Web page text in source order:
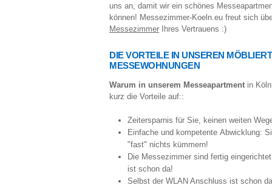
uns an, damit wir ein schönes
können! Messezimmer-Koeln.eu freut sich
Messezimmer Ihres Vertrauens :)
DIE VORTEILE IN UNSEREN
MESSEWOHNUNGEN
Warum in unserem Messeapartment in
kurz die Vorteile auf::
Zeitersparnis für Sie, keinen weiten
Einfache und kompetente Abwicklung:
"fast" nichts kümmern!
Die Messezimmer sind fertig
ist schon da!
Selbst der WLAN Anschluss ist schon